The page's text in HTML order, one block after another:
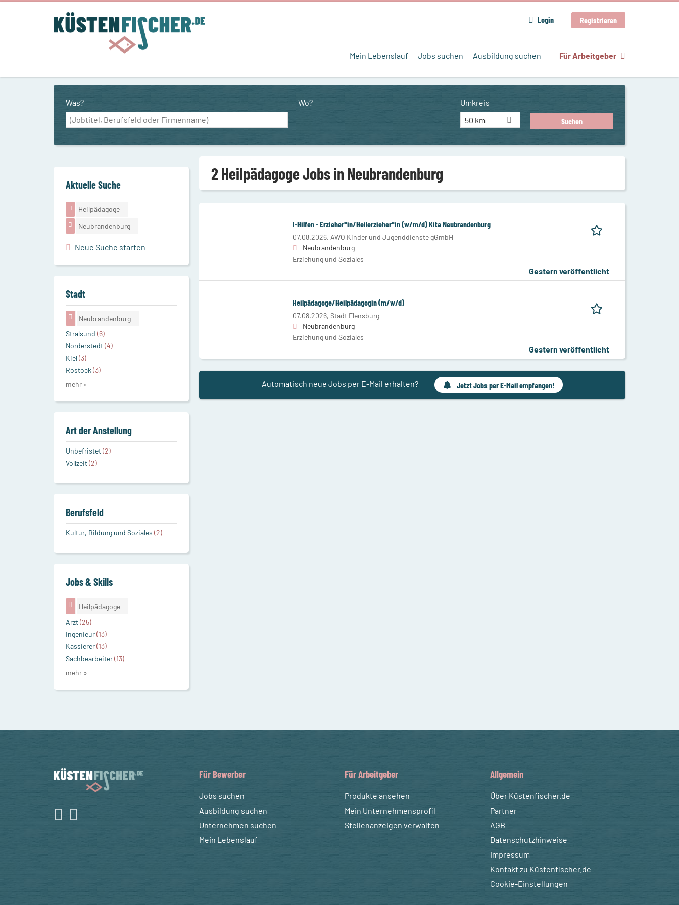
Login Registrieren
Mein Lebenslauf Jobs suchen Ausbildung suchen Für Arbeitgeber
Was? Wo?
Umkreis
50 km
2 Heilpädagoge Jobs in Neubrandenburg
I-Hilfen - Erzieher*in/Heilerzieher*in (w/m/d) Kita Neubrandenburg
07.08.2026, AWO Kinder und Jugenddienste gGmbH
Neubrandenburg
Erziehung und Soziales
Gestern veröffentlicht
Heilpädagoge/Heilpädagogin (m/w/d)
07.08.2026, Stadt Flensburg
Neubrandenburg
Erziehung und Soziales
Gestern veröffentlicht
Automatisch neue Jobs per E-Mail erhalten? Jetzt Jobs per E-Mail empfangen!
Aktuelle Suche
Heilpädagoge
Neubrandenburg
Neue Suche starten
Stadt
Neubrandenburg
Stralsund (6)
Norderstedt(4)
Kiel(3)
Rostock(3)
mehr »
Art der Anstellung
Unbefristet(2)
Vollzeit(2)
Berufsfeld
Kultur, Bildung und Soziales (2)
Jobs & Skills
Heilpädagoge
Arzt(25)
Ingenieur(13)
Kassierer(13)
Sachbearbeiter(13)
mehr »
Für Bewerber
Jobs suchen
Ausbildung suchen
Unternehmen suchen
Mein Lebenslauf
Für Arbeitgeber
Produkte ansehen
Mein Unternehmensprofil
Stellenanzeigen verwalten
Allgemein
Über Küstenfischer.de
Partner
AGB
Datenschutzhinweise
Impressum
Kontakt zu Küstenfischer.de
Cookie-Einstellungen